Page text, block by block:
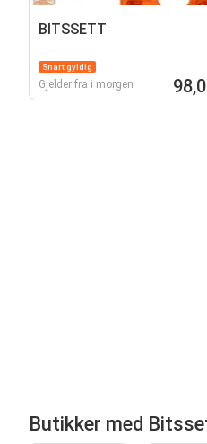
BITSSETT
Snart gyldig
Gjelder fra i morgen
Butikker med